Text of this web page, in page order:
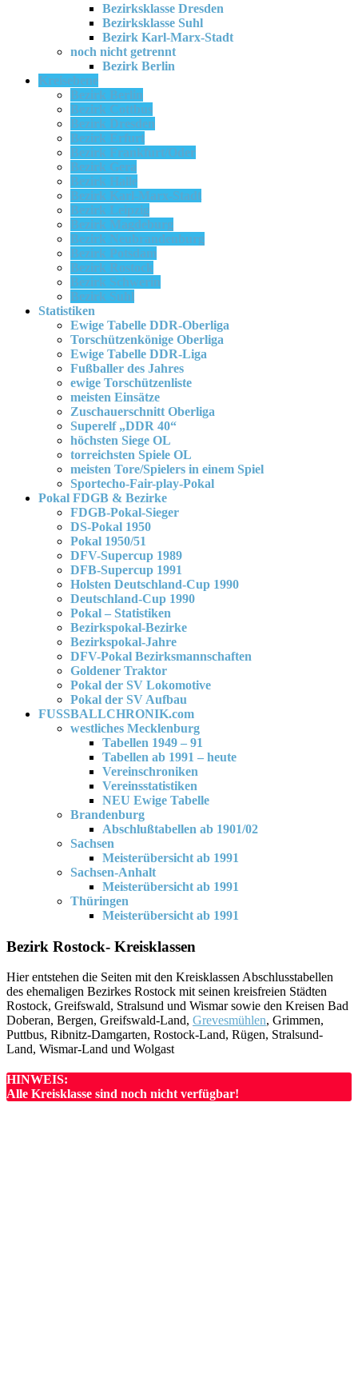
Bezirksklasse Dresden
Bezirksklasse Suhl
Bezirk Karl-Marx-Stadt
noch nicht getrennt
Bezirk Berlin
Kreisebene
Bezirk Berlin
Bezirk Cottbus
Bezirk Dresden
Bezirk Erfurt
Bezirk Frankfurt/Oder
Bezirk Gera
Bezirk Halle
Bezirk Karl-Marx-Stadt
Bezirk Leipzig
Bezirk Magdeburg
Bezirk Neubrandenburg
Bezirk Potsdam
Bezirk Rostock
Bezirk Schwerin
Bezirk Suhl
Statistiken
Ewige Tabelle DDR-Oberliga
Torschützenkönige Oberliga
Ewige Tabelle DDR-Liga
Fußballer des Jahres
ewige Torschützenliste
meisten Einsätze
Zuschauerschnitt Oberliga
Superelf „DDR 40“
höchsten Siege OL
torreichsten Spiele OL
meisten Tore/Spielers in einem Spiel
Sportecho-Fair-play-Pokal
Pokal FDGB & Bezirke
FDGB-Pokal-Sieger
DS-Pokal 1950
Pokal 1950/51
DFV-Supercup 1989
DFB-Supercup 1991
Holsten Deutschland-Cup 1990
Deutschland-Cup 1990
Pokal – Statistiken
Bezirkspokal-Bezirke
Bezirkspokal-Jahre
DFV-Pokal Bezirksmannschaften
Goldener Traktor
Pokal der SV Lokomotive
Pokal der SV Aufbau
FUSSBALLCHRONIK.com
westliches Mecklenburg
Tabellen 1949 – 91
Tabellen ab 1991 – heute
Vereinschroniken
Vereinsstatistiken
NEU Ewige Tabelle
Brandenburg
Abschlußtabellen ab 1901/02
Sachsen
Meisterübersicht ab 1991
Sachsen-Anhalt
Meisterübersicht ab 1991
Thüringen
Meisterübersicht ab 1991
Bezirk Rostock- Kreisklassen
Hier entstehen die Seiten mit den Kreisklassen Abschlusstabellen
des ehemaligen Bezirkes Rostock mit seinen kreisfreien Städten
Rostock, Greifswald, Stralsund und Wismar sowie den Kreisen Bad
Doberan, Bergen, Greifswald-Land, Grevesmühlen, Grimmen,
Puttbus, Ribnitz-Damgarten, Rostock-Land, Rügen, Stralsund-
Land, Wismar-Land und Wolgast
HINWEIS:
Alle Kreisklasse sind noch nicht verfügbar!